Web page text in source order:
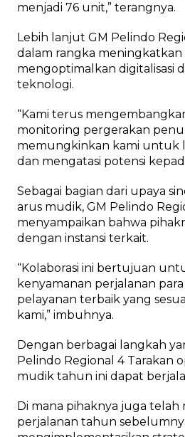
menjadi 76 unit,” terangnya.
Lebih lanjut GM Pelindo
dalam rangka meningkatkan
mengoptimalkan digitalisasi
teknologi.
“Kami terus
monitoring pergerakan
memungkinkan kami untuk
dan mengatasi potensi
Sebagai bagian dari upaya
arus mudik, GM Pelindo
menyampaikan bahwa
dengan instansi terkait.
“Kolaborasi ini bertujuan
kenyamanan perjalanan
pelayanan terbaik yang
kami,” imbuhnya.
Dengan berbagai langkah
Pelindo Regional 4 Tarakan
mudik tahun ini dapat
Di mana pihaknya juga
perjalanan tahun